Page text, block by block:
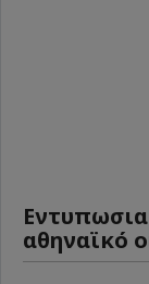
αθηναϊκό